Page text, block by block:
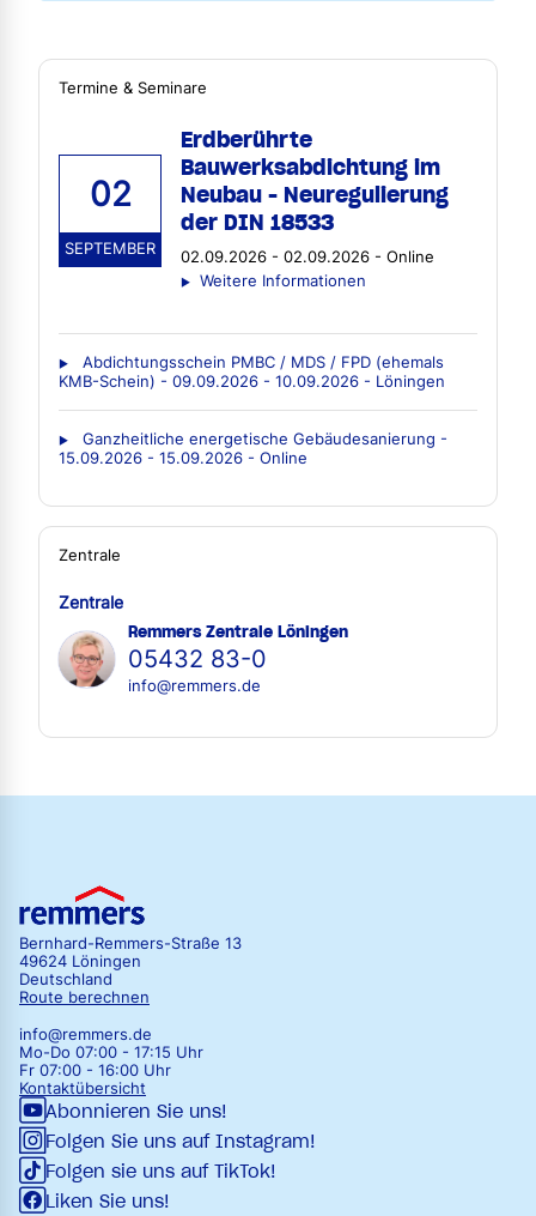
Termine & Seminare
02
SEPTEMBER
Erdberührte
Bauwerksabdichtung im
Neubau - Neuregulierung
der DIN 18533
02.09.2026 - 02.09.2026 - Online
Weitere Informationen
Abdichtungsschein PMBC / MDS / FPD (ehemals
KMB-Schein) - 09.09.2026 - 10.09.2026 - Löningen
Ganzheitliche energetische Gebäudesanierung -
15.09.2026 - 15.09.2026 - Online
Zentrale
Zentrale
Remmers Zentrale Löningen
05432 83-0
info@remmers.de
Bernhard-Remmers-Straße 13
49624 Löningen
Deutschland
Route berechnen
info@remmers.de
Mo-Do 07:00 - 17:15 Uhr
Fr 07:00 - 16:00 Uhr
Kontaktübersicht
Abonnieren Sie uns!
Folgen Sie uns auf Instagram!
Folgen sie uns auf TikTok!
Liken Sie uns!